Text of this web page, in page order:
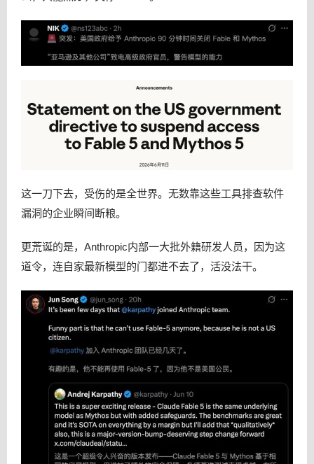
这一刀下去，受伤的是全世界。无数靠这些工具排查软件
漏洞的企业瞬间断粮。
更荒诞的是，Anthropic内部一大批外籍研发人员，因为这
道令，连自家最新模型的门都进不去了，活没法干。